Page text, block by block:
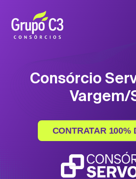
Consórcio
Vargem/
CONTRATAR 100%